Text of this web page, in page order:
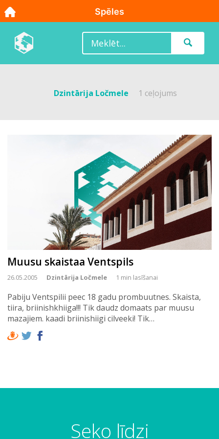
Dzintārija Ločmele 1 ceļojums
Muusu skaistaa Ventspils
26.05.2005 Dzintārija Ločmele 1 min lasīšanai
Pabiju Ventspilii peec 18 gadu prombuutnes. Skaista,
tiira, briinishkhiiga!!! Tik daudz domaats par muusu
mazajiem. kaadi briinishiigi cilveeki! Tik…
Seko līdzi